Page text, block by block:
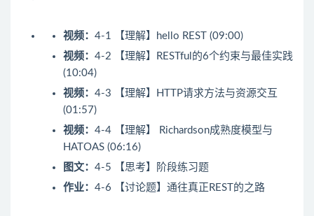
视频： 4-1 【理解】hello REST (09:00)
视频： 4-2 【理解】RESTful的6个约束与最佳实践
(10:04)
视频： 4-3 【理解】HTTP请求方法与资源交互
(01:57)
视频： 4-4 【理解】 Richardson成熟度模型与
HATOAS (06:16)
图文： 4-5 【思考】阶段练习题
作业： 4-6 【讨论题】通往真正REST的之路